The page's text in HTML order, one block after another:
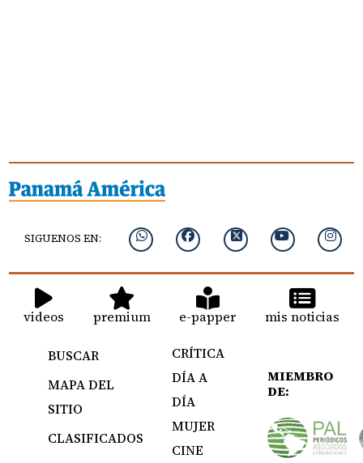
SIGUENOS EN:
videos premium e-papper mis noticias
BUSCAR
MAPA DEL
SITIO
CLASIFICADOS
CRÍTICA
DÍA A
DÍA
MUJER
CINE
MIEMBRO
DE: